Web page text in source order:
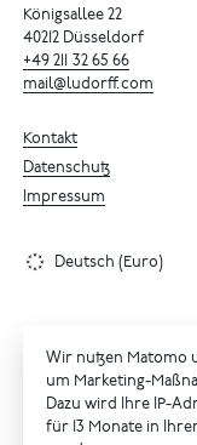
Königsallee 22
40212 Düsseldorf
+49 211 32 65 66
mail@ludorff.com
Kontakt
Datenschutz
Impressum
Deutsch (Euro)
Wir nutzen Matomo
um Marketing-
Dazu wird Ihre IP-
für 13 Monate in